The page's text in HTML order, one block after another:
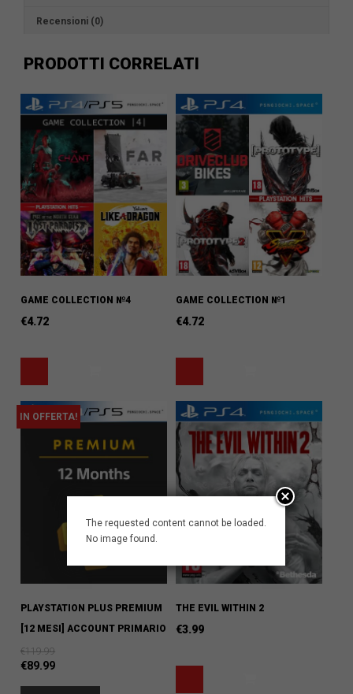
Recensioni (0)
PRODOTTI CORRELATI
GAME COLLECTION №4
€4.72
GAME COLLECTION №1
€4.72
IN OFFERTA!
PLAYSTATION PLUS PREMIUM
[12 MESI] ACCOUNT PRIMARIO
€119.99
€89.99
THE EVIL WITHIN 2
€3.99
The requested content cannot be loaded.
No image found.